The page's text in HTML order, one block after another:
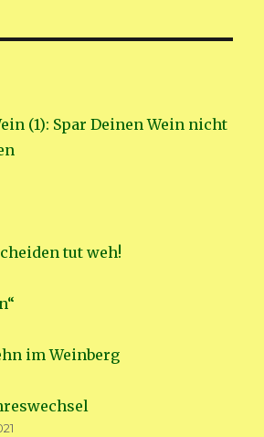
(1): Spar Deinen Wein nicht
tut weh!
im Weinberg